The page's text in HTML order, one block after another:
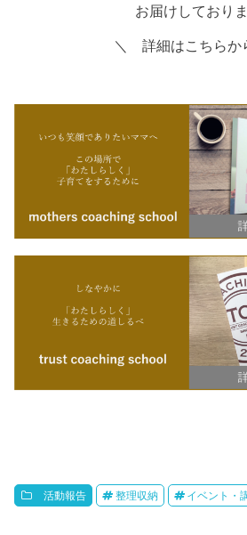
お届けしており
＼ 詳細はこちら
活動報告 整理収納 イベント・